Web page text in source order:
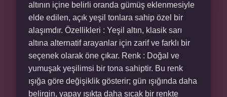
altının içine belirli oranda gümüş eklenmesiyle
elde edilen, açık yeşil tonlara sahip özel bir
alaşımdır. Özellikleri : Yeşil altın, klasik sarı
altına alternatif arayanlar için zarif ve farklı bir
seçenek olarak öne çıkar. Renk : Doğal ve
yumuşak yeşilimsi bir tona sahiptir. Bu renk
ışığa göre değişiklik gösterir; gün ışığında daha
belirgin, yapay ışıkta daha sıcak bir renkte